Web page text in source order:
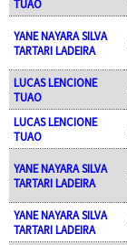
TUAO
YANE NAYARA SILVA
TARTARI LADEIRA
LUCAS LENCIONE
TUAO
LUCAS LENCIONE
TUAO
YANE NAYARA SILVA
TARTARI LADEIRA
YANE NAYARA SILVA
TARTARI LADEIRA